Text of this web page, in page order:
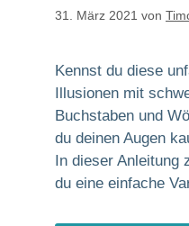
31. März 2021 von
Kennst du diese
Illusionen mit
Buchstaben und
du deinen Augen
In dieser Anleitung
du eine einfache